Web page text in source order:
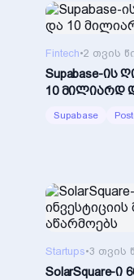
Fintech•2 თვის
Supabase-ის
10 მილიარდ
Supabase
Startups•3 თვის
SolarSquare-